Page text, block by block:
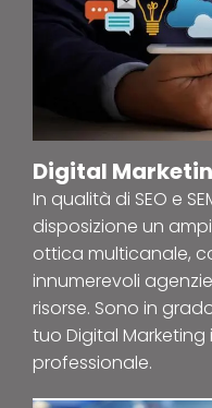
Digital
In qualità di SEO e
disposizione un
ottica multicanale,
innumerevoli
risorse. Sono in
tuo Digital
professionale.